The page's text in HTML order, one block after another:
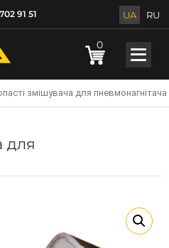
91 51 UA RU
0
змішувача для пневмонагнітача
для